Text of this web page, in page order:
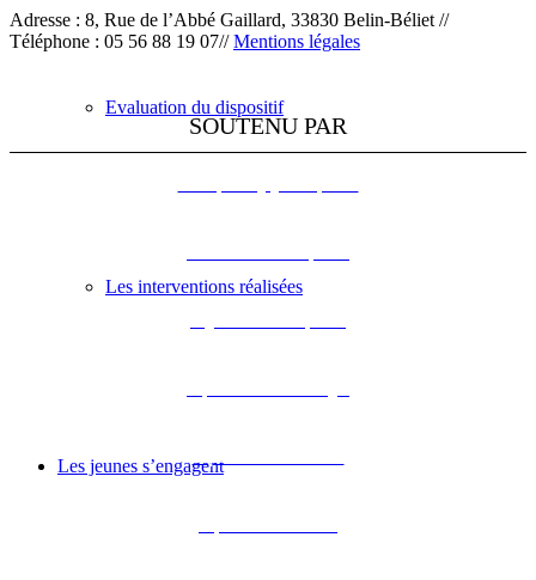
Evaluation du dispositif
Les interventions réalisées
Les jeunes s’engagent
Adresse : 8, Rue de l’Abbé Gaillard, 33830 Belin-Béliet //
Téléphone : 05 56 88 19 07//Mentions légales
SOUTENU PAR
Département de la Gironde